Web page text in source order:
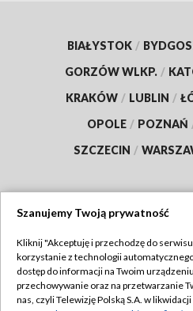
BIAŁYSTOK /
GORZÓW WLKP. /
KRAKÓW / LUBLIN /
OPOLE / POZNAŃ
SZCZECIN /
Abonament TVP
Szanujemy Twoją prywatność
Kliknij "Akceptuję i przechodzę do
korzystanie z technologii
dostęp do informacji na Twoim
przechowywanie oraz na przetwarzanie
nas, czyli Telewizję Polską S.A. w